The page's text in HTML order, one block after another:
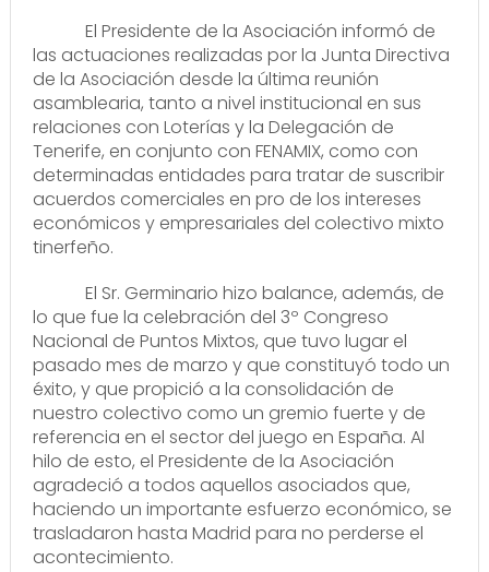
El Presidente de la Asociación informó de
las actuaciones realizadas por la Junta Directiva
de la Asociación desde la última reunión
asamblearia, tanto a nivel institucional en sus
relaciones con Loterías y la Delegación de
Tenerife, en conjunto con FENAMIX, como con
determinadas entidades para tratar de suscribir
acuerdos comerciales en pro de los intereses
económicos y empresariales del colectivo mixto
tinerfeño.
El Sr. Germinario hizo balance, además, de
lo que fue la celebración del 3º Congreso
Nacional de Puntos Mixtos, que tuvo lugar el
pasado mes de marzo y que constituyó todo un
éxito, y que propició a la consolidación de
nuestro colectivo como un gremio fuerte y de
referencia en el sector del juego en España. Al
hilo de esto, el Presidente de la Asociación
agradeció a todos aquellos asociados que,
haciendo un importante esfuerzo económico, se
trasladaron hasta Madrid para no perderse el
acontecimiento.